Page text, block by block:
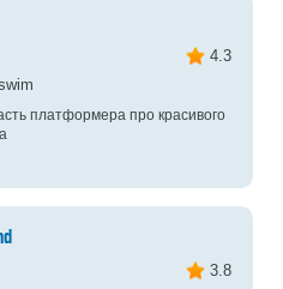
4.3
платформера про красивого
3.8